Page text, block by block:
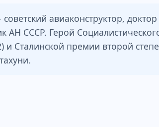
авиаконструктор, доктор
АН СССР. Герой
и Сталинской премии второй